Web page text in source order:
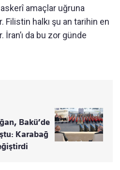
askerî amaçlar uğruna
Filistin halkı şu an tarihin en
da bu zor günde
Bakü’de
Karabağ